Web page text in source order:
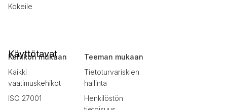
Kokeile
Käyttötavat
Kehikon mukaan
Kaikki
vaatimuskehikot
ISO 27001
Teeman mukaan
Tietoturvariskien
hallinta
Henkilöstön